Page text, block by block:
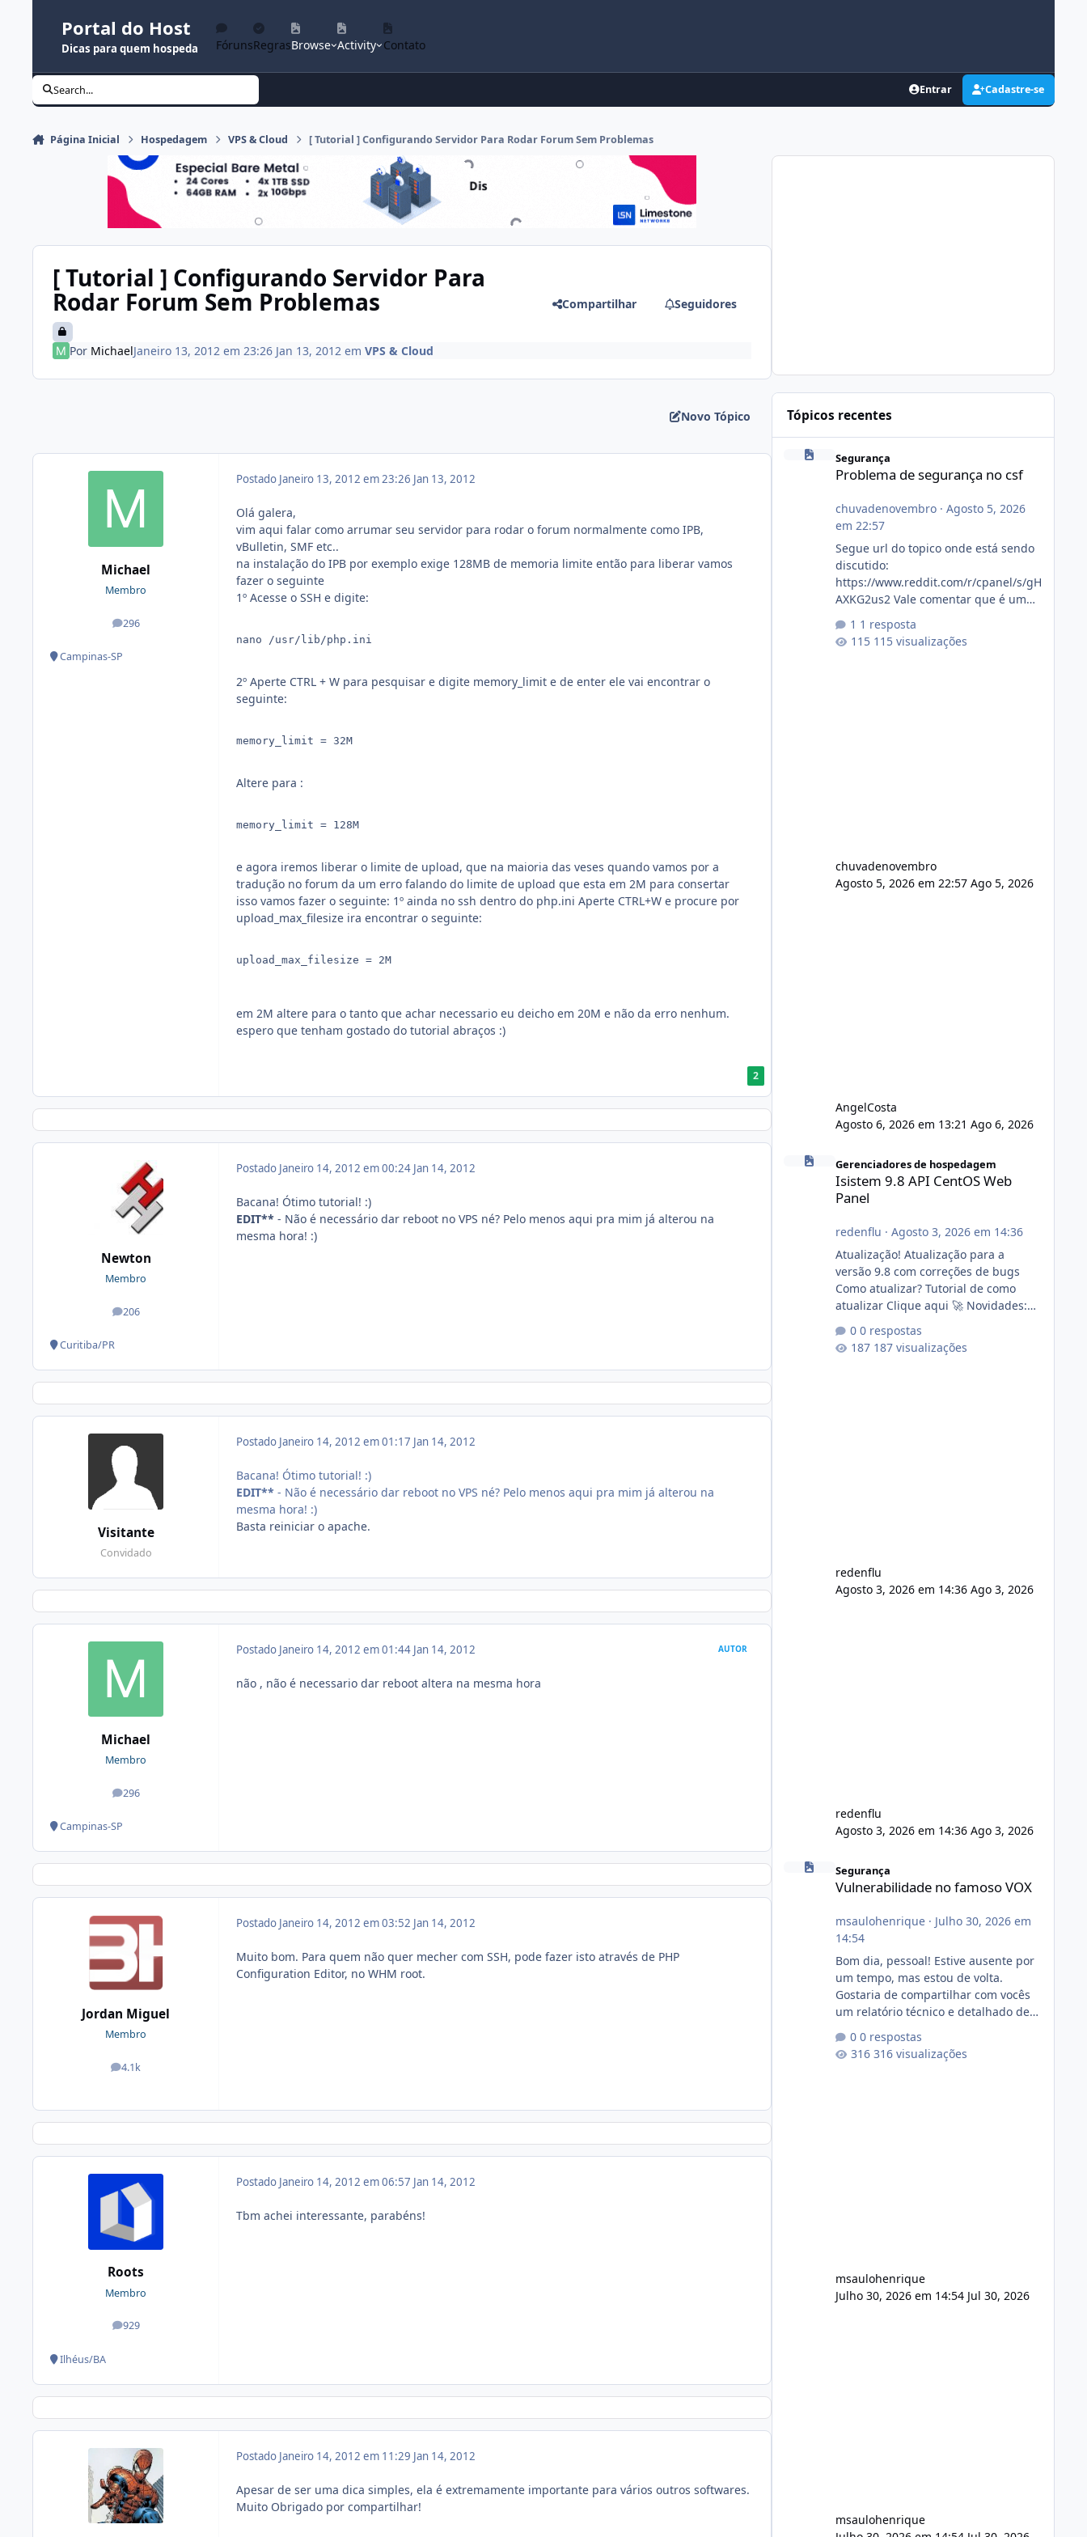
Portal do Host
Dicas para quem hospeda FórunsRegrasBrowse Activity Contato
Search... Entrar Cadastre-se
Página Inicial Hospedagem VPS & Cloud [ Tutorial ] Configurando Servidor Para Rodar Forum Sem Problemas
[ Tutorial ] Configurando Servidor Para
Rodar Forum Sem Problemas Compartilhar Seguidores
Por MichaelJaneiro 13, 2012 em 23:26 Jan 13, 2012 em VPS & Cloud
Novo Tópico
Michael
Membro
296
posts
Campinas-SP
Postado Janeiro 13, 2012 em 23:26 Jan 13, 2012
Olá galera,
vim aqui falar como arrumar seu servidor para rodar o forum normalmente como IPB,
vBulletin, SMF etc..
na instalação do IPB por exemplo exige 128MB de memoria limite então para liberar vamos
fazer o seguinte
1º Acesse o SSH e digite:
nano /usr/lib/php.ini
2º Aperte CTRL + W para pesquisar e digite memory_limit e de enter ele vai encontrar o
seguinte:
memory_limit = 32M
Altere para :
memory_limit = 128M
e agora iremos liberar o limite de upload, que na maioria das veses quando vamos por a
tradução no forum da um erro falando do limite de upload que esta em 2M para consertar
isso vamos fazer o seguinte: 1º ainda no ssh dentro do php.ini Aperte CTRL+W e procure por
upload_max_filesize ira encontrar o seguinte:
upload_max_filesize = 2M
em 2M altere para o tanto que achar necessario eu deicho em 20M e não da erro nenhum.
espero que tenham gostado do tutorial abraços :)
2
Newton
Membro
206
posts
Curitiba/PR
Postado Janeiro 14, 2012 em 00:24 Jan 14, 2012
Bacana! Ótimo tutorial! :)
EDIT** - Não é necessário dar reboot no VPS né? Pelo menos aqui pra mim já alterou na
mesma hora! :)
Visitante
Convidado
Postado Janeiro 14, 2012 em 01:17 Jan 14, 2012
Bacana! Ótimo tutorial! :)
EDIT** - Não é necessário dar reboot no VPS né? Pelo menos aqui pra mim já alterou na
mesma hora! :)
Basta reiniciar o apache.
Michael
Membro
296
posts
Campinas-SP
Postado Janeiro 14, 2012 em 01:44 Jan 14, 2012 AUTOR
não , não é necessario dar reboot altera na mesma hora
Jordan Miguel
Membro
4.1k
posts
Postado Janeiro 14, 2012 em 03:52 Jan 14, 2012
Muito bom. Para quem não quer mecher com SSH, pode fazer isto através de PHP
Configuration Editor, no WHM root.
Roots
Membro
929
posts
Ilhéus/BA
Postado Janeiro 14, 2012 em 06:57 Jan 14, 2012
Tbm achei interessante, parabéns!
Postado Janeiro 14, 2012 em 11:29 Jan 14, 2012
Apesar de ser uma dica simples, ela é extremamente importante para vários outros softwares.
Muito Obrigado por compartilhar!
Tópicos recentes
Problema de segurança no csf
Segurança
Problema de segurança no csf
chuvadenovembro· Agosto 5, 2026
em 22:57
Segue url do topico onde está sendo
discutido:
https://www.reddit.com/r/cpanel/s/gH
AXKG2us2 Vale comentar que é um
pegada no da.
1 resposta
115 visualizações
chuvadenovembro
Agosto 5, 2026 em 22:57 Ago 5, 2026
AngelCosta
Agosto 6, 2026 em 13:21 Ago 6, 2026
Isistem 9.8 API CentOS Web Panel
Gerenciadores de hospedagem
Isistem 9.8 API CentOS Web
Panel
redenflu · Agosto 3, 2026 em 14:36
Atualização! Atualização para a
versão 9.8 com correções de bugs
Como atualizar? Tutorial de como
atualizar Clique aqui 🚀 Novidades:
publico para consulta de sub.dominio
autorizado a usasr o isistem:
0 respostas
187 visualizações
redenflu
Agosto 3, 2026 em 14:36 Ago 3, 2026
redenflu
Agosto 3, 2026 em 14:36 Ago 3, 2026
Vulnerabilidade no famoso VOX
Segurança
Vulnerabilidade no famoso VOX
msaulohenrique· Julho 30, 2026 em
14:54
Bom dia, pessoal! Estive ausente por
um tempo, mas estou de volta.
Gostaria de compartilhar com vocês
um relatório técnico e detalhado de
conformidade referente
ao VOXPANEL (versão atualmente em
0 respostas
316 visualizações
msaulohenrique
Julho 30, 2026 em 14:54 Jul 30, 2026
msaulohenrique